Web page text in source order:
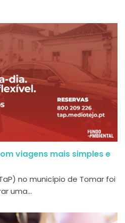
viagens mais simples e
no município de Tomar foi
uma...